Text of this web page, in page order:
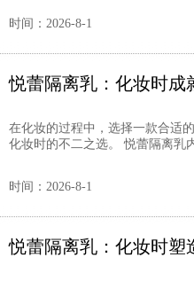
时间：2026-8-1
悦蕾隔离乳：化妆时成
在化妆的过程中，选择一款合适
化妆时的不二之选。 悦蕾隔离乳
时间：2026-8-1
悦蕾隔离乳：化妆时塑